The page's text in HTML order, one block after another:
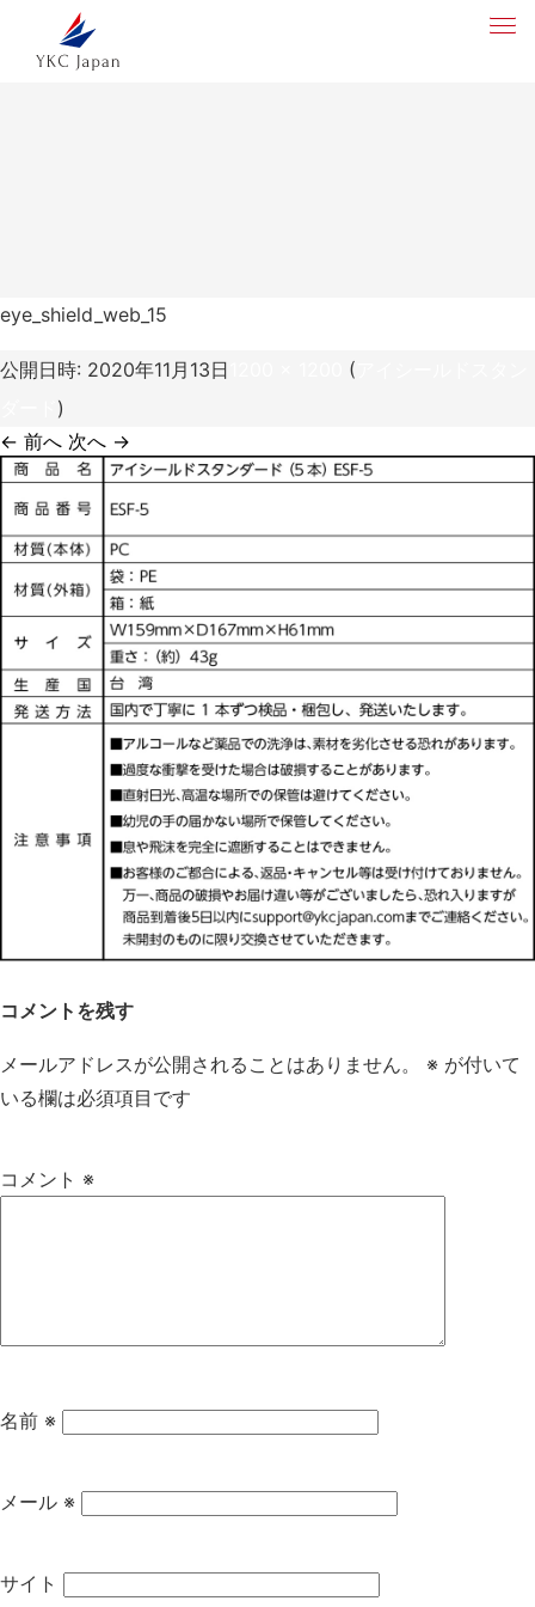
eye_shield_web_15
公開日時: 2020年11月13日 (
)
← 前へ 次へ →
コメントを残す
メールアドレスが公開されることはありません。 ※ が付いて
いる欄は必須項目です
コメント ※
名前 ※
メール ※
サイト